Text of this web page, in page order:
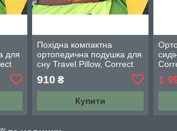
для
Похідна компактна
ортопедична подушка для
сну Travel Pillow, Correct
блакитний
910₴
Купити
1